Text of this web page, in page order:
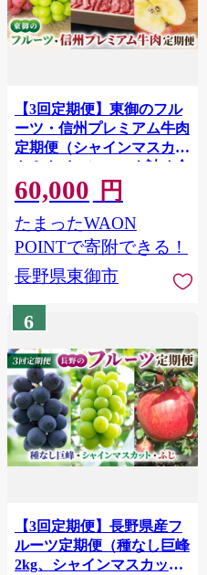
【3回定期便】東御のフル
ーツ・信州プレミアム牛肉
定期便（シャインマスカッ
ト＆クイーンニーナ詰め合
わせ 約1kg、焼肉用セット
約500g、ふじ 約3kg）｜
【JA信州うえだ／小田切
牧場】ぶどう 葡萄 大粒 果
布会 和牛 長野 信州
60,000 円
たまったWAON
POINTで寄附できる！
長野県東御市
6
【3回定期便】長野県産フ
ルーツ定期便（種なし巨峰
2kg、シャインマスカット